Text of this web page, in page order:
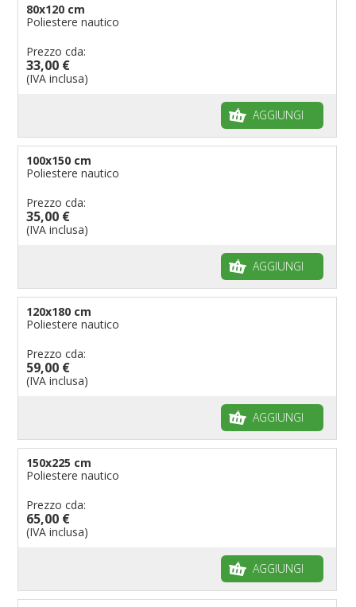
80x120 cm
Poliestere nautico
Prezzo cda:
33,00 €
(IVA inclusa)
AGGIUNGI
100x150 cm
Poliestere nautico
Prezzo cda:
35,00 €
(IVA inclusa)
AGGIUNGI
120x180 cm
Poliestere nautico
Prezzo cda:
59,00 €
(IVA inclusa)
AGGIUNGI
150x225 cm
Poliestere nautico
Prezzo cda:
65,00 €
(IVA inclusa)
AGGIUNGI